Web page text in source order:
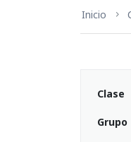
Inicio
Clase
Grupo